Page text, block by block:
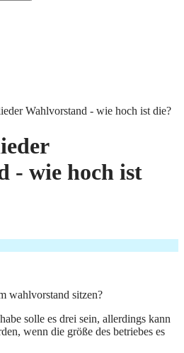
Wahlvorstand - wie hoch ist die?
- wie hoch ist
wahlvorstand sitzen?
solle es drei sein, allerdings kann
wenn die größe des betriebes es